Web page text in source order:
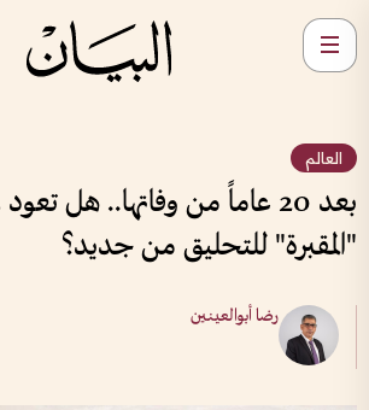
العالم
"المقبرة" للتحليق من جديد؟
رضا أبوالعينين